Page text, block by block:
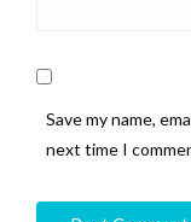
Save my name,
next time I